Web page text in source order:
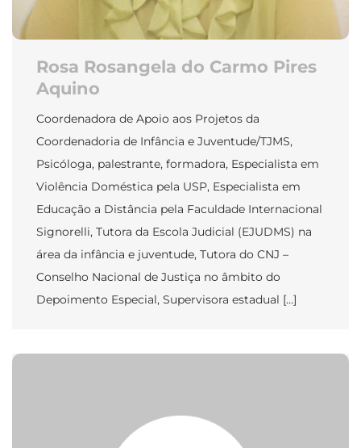
Rosa Rosangela do Carmo Pires
Aquino
Coordenadora de Apoio aos Projetos da
Coordenadoria de Infância e Juventude/TJMS,
Psicóloga, palestrante, formadora, Especialista em
Violência Doméstica pela USP, Especialista em
Educação a Distância pela Faculdade Internacional
Signorelli, Tutora da Escola Judicial (EJUDMS) na
área da infância e juventude, Tutora do CNJ –
Conselho Nacional de Justiça no âmbito do
Depoimento Especial, Supervisora estadual […]